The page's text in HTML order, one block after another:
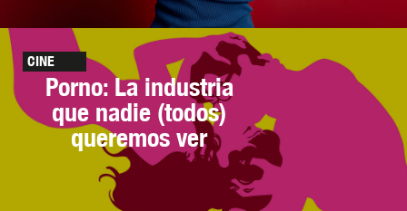
CINE
Porno: La industria
que nadie (todos)
queremos ver